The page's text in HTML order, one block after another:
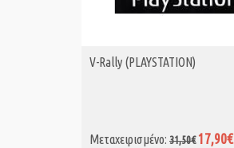
ΑΓΟΡΑ MET.
V-Rally (PLAYSTATION)
Μεταχειρισμένο: 31,50€ 17,90€